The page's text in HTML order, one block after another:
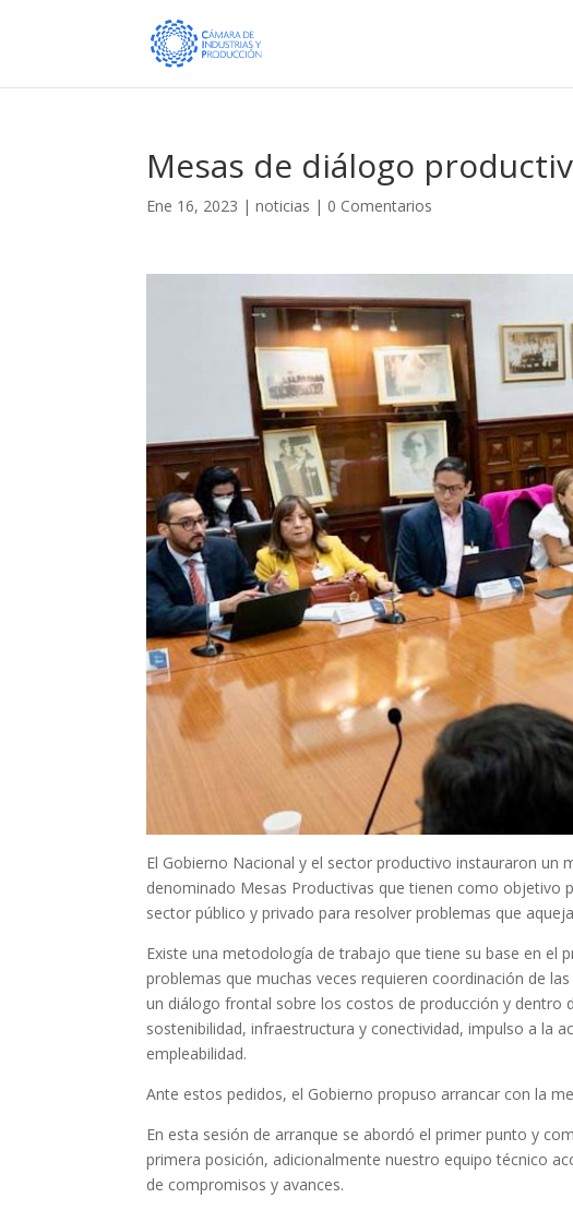
Mesas de diálogo
Ene 16, 2023 |noticias | 0 Comentarios
El Gobierno Nacional y el sector productivo instauraron un
denominado Mesas Productivas que tienen como objetivo
sector público y privado para resolver problemas que
Existe una metodología de trabajo que tiene su base en el
problemas que muchas veces requieren coordinación de
un diálogo frontal sobre los costos de producción y dentro
sostenibilidad, infraestructura y conectividad, impulso a la
empleabilidad.
Ante estos pedidos, el Gobierno propuso arrancar con la
En esta sesión de arranque se abordó el primer punto y
primera posición, adicionalmente nuestro equipo técnico
de compromisos y avances.